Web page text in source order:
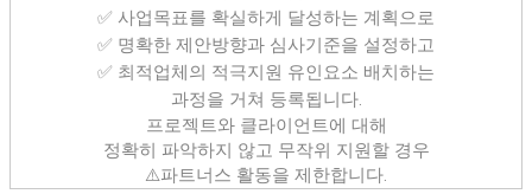
✅ 사업목표를 확실하게 달성하는 계획으로
✅ 명확한 제안방향과 심사기준을 설정하고
✅ 최적업체의 적극지원 유인요소 배치하는
과정을 거쳐 등록됩니다.
프로젝트와 클라이언트에 대해
정확히 파악하지 않고 무작위 지원할 경우
⚠️파트너스 활동을 제한합니다.